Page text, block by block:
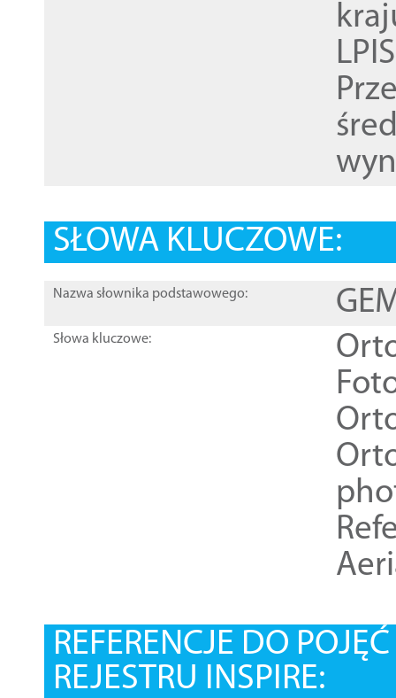
SŁOWA KLUCZOWE:
Nazwa słownika podstawowego:
Słowa kluczowe:
REFERENCJE DO
REJESTRU INSPIRE: